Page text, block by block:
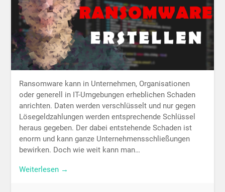
Ransomware kann in Unternehmen, Organisationen
oder generell in IT-Umgebungen erheblichen Schaden
anrichten. Daten werden verschlüsselt und nur gegen
Lösegeldzahlungen werden entsprechende Schlüssel
heraus gegeben. Der dabei entstehende Schaden ist
enorm und kann ganze Unternehmensschließungen
bewirken. Doch wie weit kann man…
Weiterlesen →